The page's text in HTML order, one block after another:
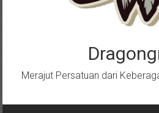
Merajut Persatuan dari